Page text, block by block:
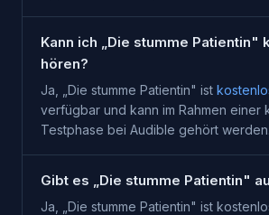
Kann ich „Die stumme Patientin"
hören?
Ja, „ Die stumme Patientin" ist
verfügbar und kann im Rahmen einer
Testphase bei Audible gehört werden.
Gibt es „Die stumme Patientin"
Ja, „ Die stumme Patientin" ist